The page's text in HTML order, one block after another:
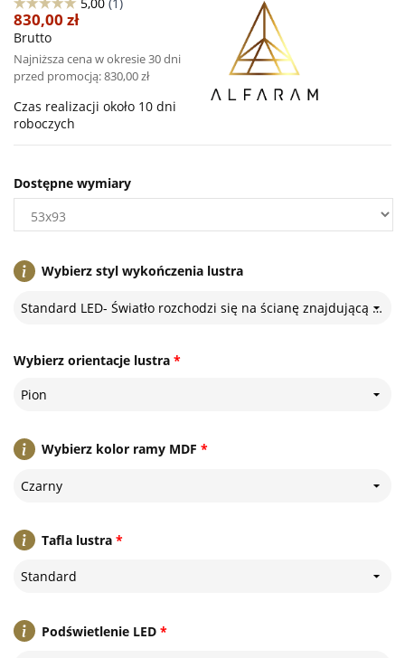
830,00 zł
Brutto
Najniższa cena w okresie 30 dni
przed promocją:830,00 zł
Czas realizacji około 10 dni
roboczych
Wybierz styl wykończenia lustra
Standard LED- Światło rozchodzi się na ścianę znajdującą się za lustrem
*
Wybierz orientacje lustra
Pion
*
Wybierz kolor ramy MDF
Czarny
*
Tafla lustra
Standard
*
Podświetlenie LED
Dostępne wymiary